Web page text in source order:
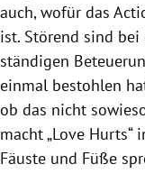
auch, wofür das
ist. Störend sind
ständigen
einmal bestohlen
ob das nicht
macht „Love Hurts“
Fäuste und Füße